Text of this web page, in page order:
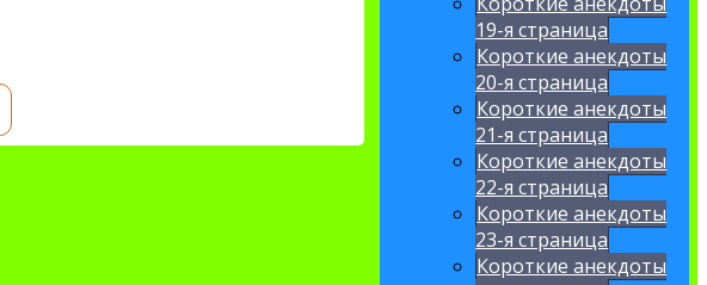
19-я страница
Короткие анекдоты
20-я страница
Короткие анекдоты
21-я страница
Короткие анекдоты
22-я страница
Короткие анекдоты
23-я страница
Короткие анекдоты